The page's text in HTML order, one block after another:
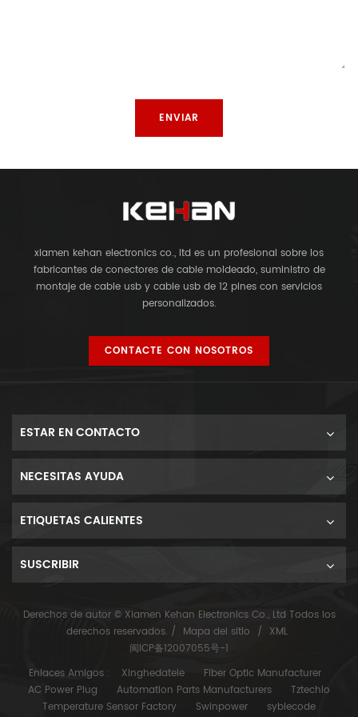
xiamen kehan electronics co., ltd es un profesional sobre los
fabricantes de conectores de cable moldeado, suministro de
montaje de cable usb y cable usb de 12 pines con servicios
personalizados.
CONTACTE CON NOSOTROS
ESTAR EN CONTACTO
NECESITAS AYUDA
ETIQUETAS CALIENTES
SUSCRIBIR
Derechos de autor © Xiamen Kehan Electronics Co., Ltd Todos los
derechos reservados. / Mapa del sitio / XML
闽ICP备12007055号-1
Enlaces Amigos :
Xinghedatele
Fiber Optic Manufacturer
AC Power Plug
Automation Parts Manufacturers
Tztechio
Temperature Sensor Factory
Swinpower
syblecode